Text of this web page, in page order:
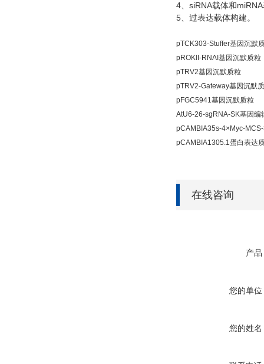
4、 siRNA载体和 miRNA
5、过表达载体构建。
pTCK303-Stuffer基因沉默
pROKII-RNAI基因沉默质粒
pTRV2基因沉默质粒
pTRV2-Gateway基因沉默
pFGC5941基因沉默质粒
AtU6-26-sgRNA-SK基因编
pCAMBIA35s-4×Myc-
pCAMBIA1305.1蛋白表达
在线咨询
产品
您的单位
您的姓名